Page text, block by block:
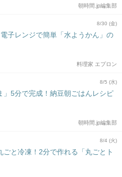
朝時間.jp編集部
8/30 (金)
子レンジで簡単「水ようかん」の
料理家 エプロン
8/5 (水)
」5分で完成！納豆朝ごはんレシピ
朝時間.jp編集部
8/4 (火)
ごと冷凍！2分で作れる「丸ごとト